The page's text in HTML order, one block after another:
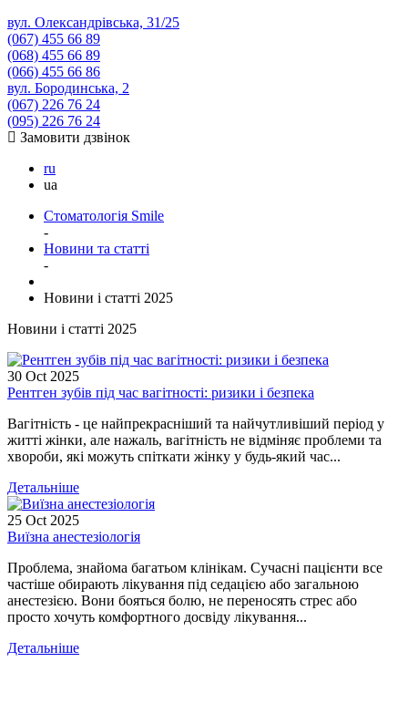
вул. Олександрівська, 31/25
(067) 455 66 89
(068) 455 66 89
(066) 455 66 86
вул. Бородинська, 2
(067) 226 76 24
(095) 226 76 24
Замовити дзвінок
ru
ua
Стоматологія Smile
-
Новини та статті
-
Новини і статті 2025
Новини і статті 2025
30 Oct 2025
Рентген зубів під час вагітності: ризики і безпека
Вагітність - це найпрекрасніший та найчутливіший період у
житті жінки, але нажаль, вагітність не відміняє проблеми та
хвороби, які можуть спіткати жінку у будь-який час...
Детальніше
25 Oct 2025
Виїзна анестезіологія
Проблема, знайома багатьом клінікам. Сучасні пацієнти все
частіше обирають лікування під седацією або загальною
анестезією. Вони бояться болю, не переносять стрес або
просто хочуть комфортного досвіду лікування...
Детальніше